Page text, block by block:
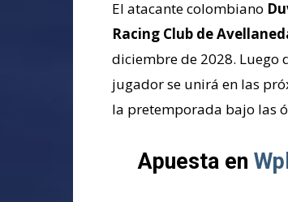
El atacante colombiano
Racing Club de
diciembre de 2028. Luego
jugador se unirá en las
la pretemporada bajo las
Apuesta en